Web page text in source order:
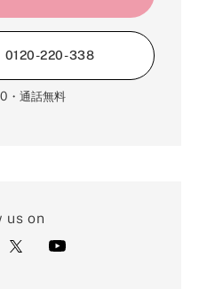
0120-220-338
・通話無料
us on